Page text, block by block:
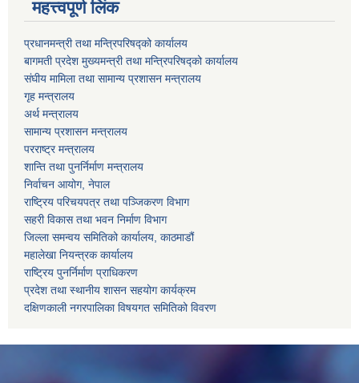
महत्त्वपूर्ण लिंक
प्रधानमन्त्री तथा मन्त्रिपरिषद्को कार्यालय
बागमती प्रदेश मुख्यमन्त्री तथा मन्त्रिपरिषद्को कार्यालय
संघीय मामिला तथा सामान्य प्रशासन मन्त्रालय
गृह मन्त्रालय
अर्थ मन्त्रालय
सामान्य प्रशासन मन्त्रालय
परराष्ट्र मन्त्रालय
शान्ति तथा पुनर्निर्माण मन्त्रालय
निर्वाचन आयोग, नेपाल
राष्ट्रिय परिचयपत्र तथा पञ्जिकरण विभाग
सहरी विकास तथा भवन निर्माण विभाग
जिल्ला समन्वय समितिको कार्यालय, काठमाडौं
महालेखा नियन्त्रक कार्यालय
राष्ट्रिय पुनर्निर्माण प्राधिकरण
प्रदेश तथा स्थानीय शासन सहयोग कार्यक्रम
दक्षिणकाली नगरपालिका विषयगत समितिको विवरण